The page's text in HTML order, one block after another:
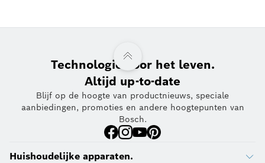
Technologie voor het leven.
Altijd up-to-date
Blijf op de hoogte van productnieuws, speciale
aanbiedingen, promoties en andere hoogtepunten van
Bosch.
Huishoudelijke apparaten.